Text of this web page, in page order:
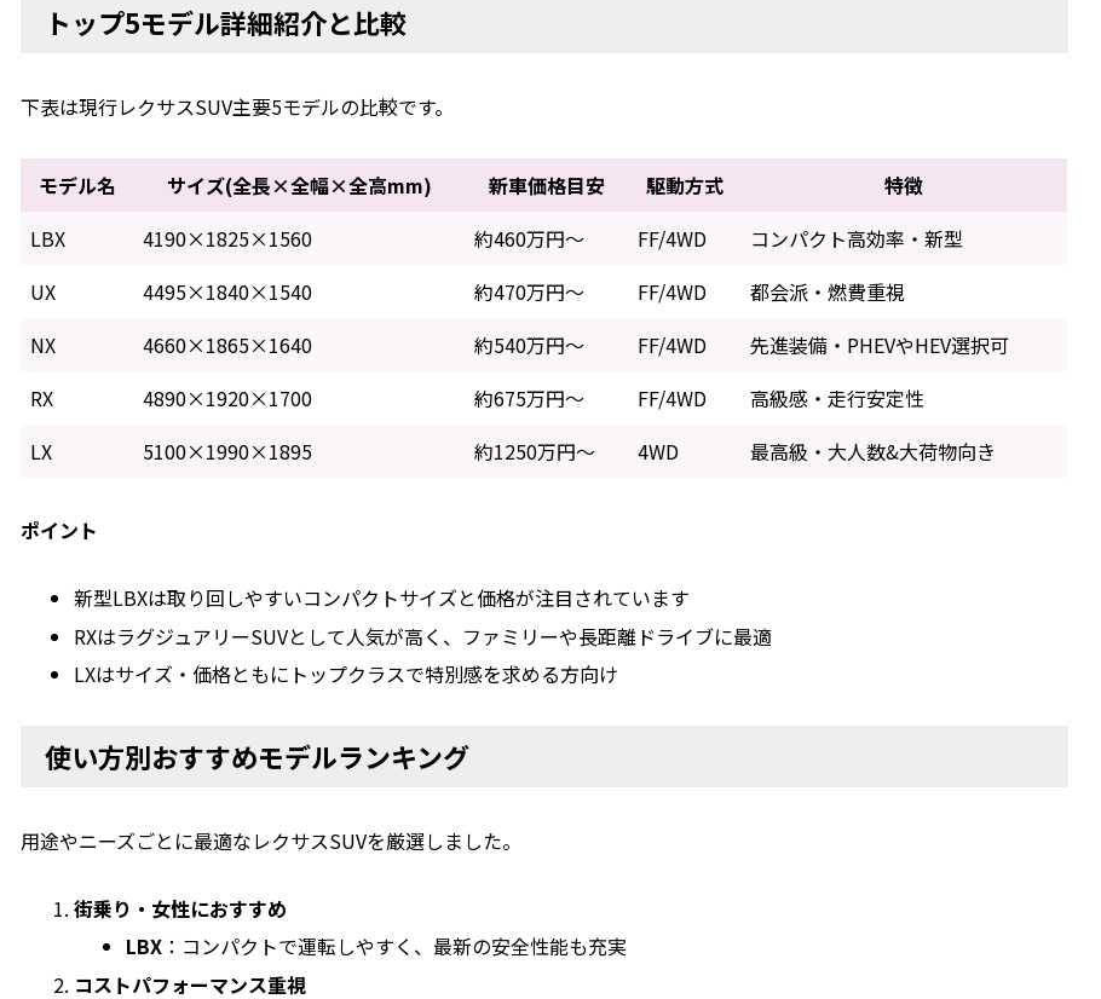
トップ5モデル詳細紹介と比較
下表は現行レクサスSUV主要5モデルの比較です。
モデル名 サイズ(全長×全幅×全高mm) 新車価格目安 駆動方式
特徴
LBX
4190×1825×1560 約460万円～ FF/4WD
コンパクト高効率・新型
UX
4495×1840×1540 約470万円～ FF/4WD
都会派・燃費重視
NX
4660×1865×1640 約540万円～ FF/4WD
先進装備・PHEVやHEV選択可
RX
4890×1920×1700 約675万円～ FF/4WD
高級感・走行安定性
LX
5100×1990×1895 約1250万円～ 4WD 最高級・大人数&大荷物向き
ポイント
新型LBXは取り回しやすいコンパクトサイズと価格が注目されています
RXはラグジュアリーSUVとして人気が高く、ファミリーや長距離ドライブに最適
LXはサイズ・価格ともにトップクラスで特別感を求める方向け
使い方別おすすめモデルランキング
用途やニーズごとに最適なレクサスSUVを厳選しました。
街乗り・女性におすすめ
LBX：コンパクトで運転しやすく、最新の安全性能も充実
コストパフォーマンス重視